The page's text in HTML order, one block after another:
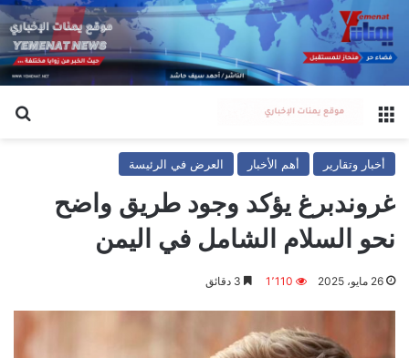
القائمة
أخبار وتقارير أهم الأخبار العرض في الرئيسة
غروندبرغ يؤكد وجود طريق واضح
نحو السلام الشامل في اليمن
26 مايو، 2025 1٬110